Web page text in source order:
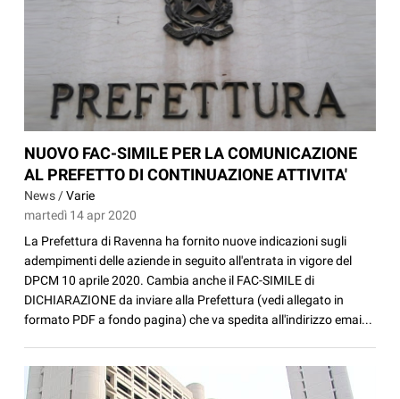
NUOVO FAC-SIMILE PER LA COMUNICAZIONE
AL PREFETTO DI CONTINUAZIONE ATTIVITA'
News /Varie
martedì 14 apr 2020
La Prefettura di Ravenna ha fornito nuove indicazioni sugli
adempimenti delle aziende in seguito all'entrata in vigore del
DPCM 10 aprile 2020. Cambia anche il FAC-SIMILE di
DICHIARAZIONE da inviare alla Prefettura (vedi allegato in
formato PDF a fondo pagina) che va spedita all'indirizzo emai...